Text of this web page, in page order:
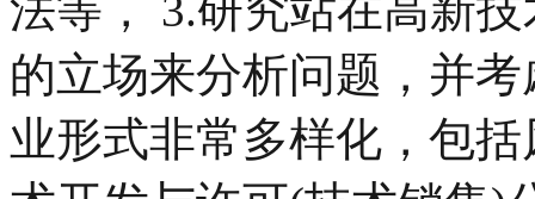
的立场来分析问题，并
业形式非常多样化，包